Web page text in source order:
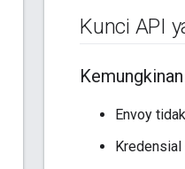
Kunci API
Envoy